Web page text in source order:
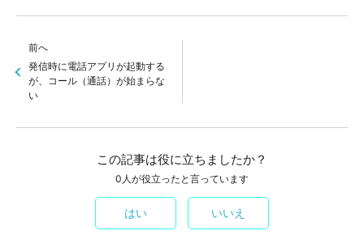
前へ
発信時に電話アプリが起動する
が、コール（通話）が始まらな
い
この記事は役に立ちましたか？
0人が役立ったと言っています
はい いいえ